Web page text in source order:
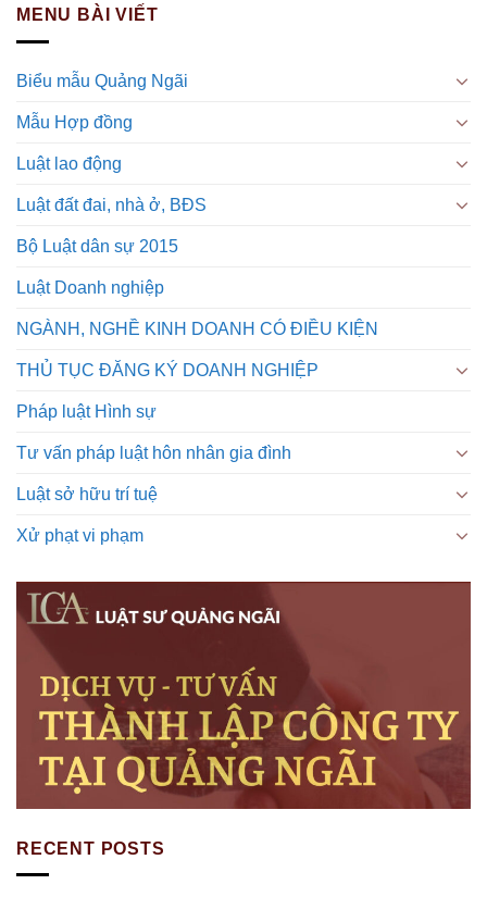
MENU BÀI VIẾT
Biểu mẫu Quảng Ngãi
Mẫu Hợp đồng
Luật lao động
Luật đất đai, nhà ở, BĐS
Bộ Luật dân sự 2015
Luật Doanh nghiệp
NGÀNH, NGHỀ KINH DOANH CÓ ĐIỀU KIỆN
THỦ TỤC ĐĂNG KÝ DOANH NGHIỆP
Pháp luật Hình sự
Tư vấn pháp luật hôn nhân gia đình
Luật sở hữu trí tuệ
Xử phạt vi phạm
RECENT POSTS